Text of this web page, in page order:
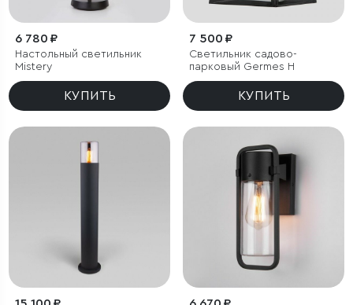
6 780 ₽
Настольный светильник
Mistery
КУПИТЬ
7 500 ₽
Светильник садово-
парковый Germes H
КУПИТЬ